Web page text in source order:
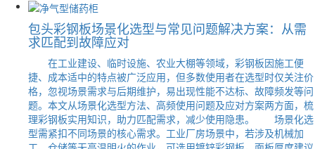
包头彩钢板场景化选型与常见问题解决方案：从需
求匹配到故障应对
在工业建设、临时设施、农业大棚等领域，彩钢板因施工便
捷、成本适中的特点被广泛应用，但多数使用者在选型时仅关注价
格，忽视场景需求与后期维护，易出现性能不达标、故障频发等问
题。本文从场景化选型方法、高频使用问题及应对方案两方面，梳
理彩钢板实用知识，助力匹配需求，减少使用隐患。 场景化选
型需紧扣不同场景的核心需求。工业厂房场景中，若涉及机械加